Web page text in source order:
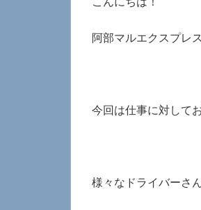
阿部マルエクスプレ
今回は仕事に対して
様々なドライバーさ